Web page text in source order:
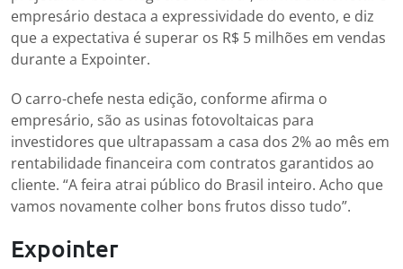
empresário destaca a expressividade do evento, e diz
que a expectativa é superar os R$ 5 milhões em vendas
durante a Expointer.
O carro-chefe nesta edição, conforme afirma o
empresário, são as usinas fotovoltaicas para
investidores que ultrapassam a casa dos 2% ao mês em
rentabilidade financeira com contratos garantidos ao
cliente. “A feira atrai público do Brasil inteiro. Acho que
vamos novamente colher bons frutos disso tudo”.
Expointer